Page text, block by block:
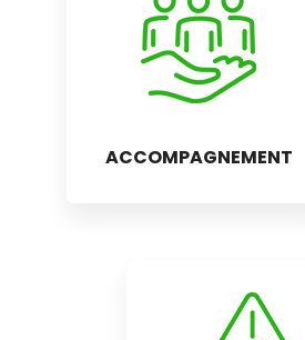
ACCOMPAGNEMENT